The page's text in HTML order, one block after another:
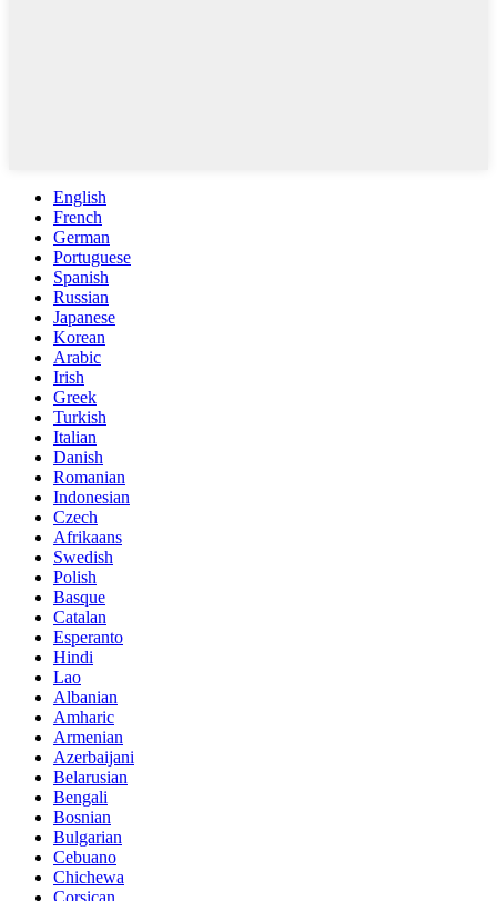
English
French
German
Portuguese
Spanish
Russian
Japanese
Korean
Arabic
Irish
Greek
Turkish
Italian
Danish
Romanian
Indonesian
Czech
Afrikaans
Swedish
Polish
Basque
Catalan
Esperanto
Hindi
Lao
Albanian
Amharic
Armenian
Azerbaijani
Belarusian
Bengali
Bosnian
Bulgarian
Cebuano
Chichewa
Corsican